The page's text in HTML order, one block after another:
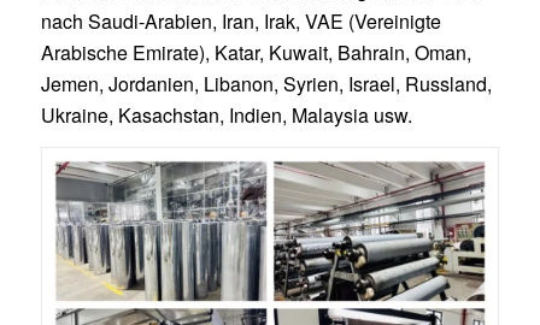
nach Saudi-Arabien, Iran, Irak, VAE (Vereinigte
Arabische Emirate), Katar, Kuwait, Bahrain, Oman,
Jemen, Jordanien, Libanon, Syrien, Israel, Russland,
Ukraine, Kasachstan, Indien, Malaysia usw.